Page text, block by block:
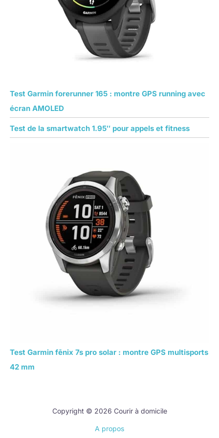
Test Garmin forerunner 165 : montre GPS running avec
écran AMOLED
Test de la smartwatch 1.95″ pour appels et fitness
Test Garmin fēnix 7s pro solar : montre GPS multisports
42 mm
Copyright © 2026 Courir à domicile
A propos